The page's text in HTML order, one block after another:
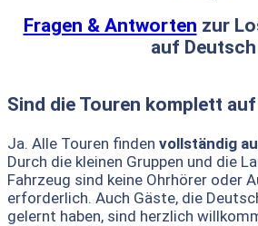
Fragen & Antworten zur
auf Deutsch
Sind die Touren komplett
Ja. Alle Touren finden vollständig
Durch die kleinen Gruppen und die
Fahrzeug sind keine Ohrhörer oder
erforderlich. Auch Gäste, die
gelernt haben, sind herzlich